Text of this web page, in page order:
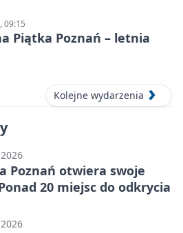
09:15
Piątka Poznań – letnia
Kolejne wydarzenia
Poznań otwiera swoje
20 miejsc do odkrycia